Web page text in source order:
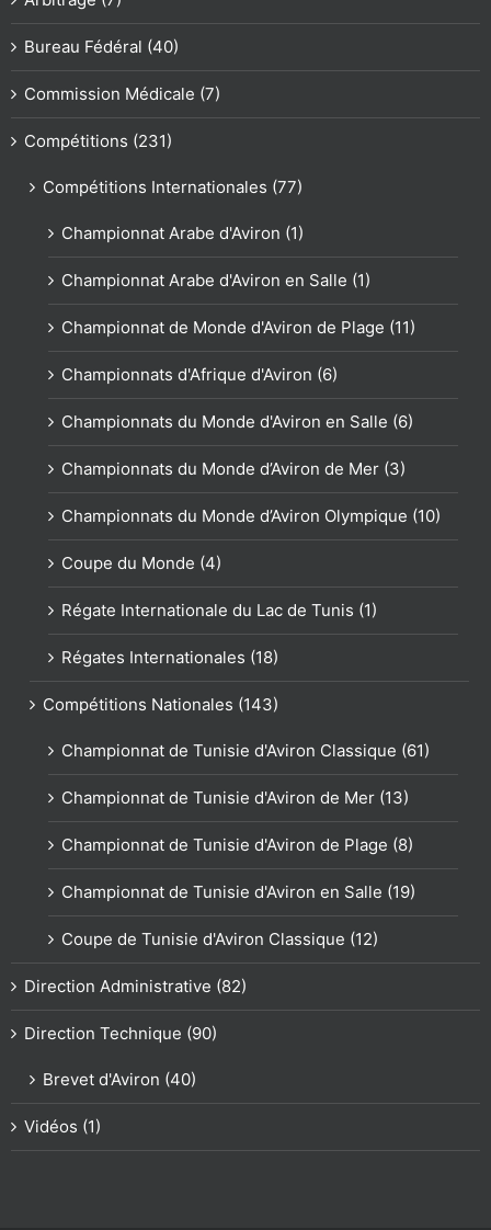
Bureau Fédéral (40)
Commission Médicale (7)
Compétitions (231)
Compétitions Internationales (77)
Championnat Arabe d'Aviron (1)
Championnat Arabe d'Aviron en Salle (1)
Championnat de Monde d'Aviron de Plage (11)
Championnats d'Afrique d'Aviron (6)
Championnats du Monde d'Aviron en Salle (6)
Championnats du Monde d’Aviron de Mer (3)
Championnats du Monde d’Aviron Olympique (10)
Coupe du Monde (4)
Régate Internationale du Lac de Tunis (1)
Régates Internationales (18)
Compétitions Nationales (143)
Championnat de Tunisie d'Aviron Classique (61)
Championnat de Tunisie d'Aviron de Mer (13)
Championnat de Tunisie d'Aviron de Plage (8)
Championnat de Tunisie d'Aviron en Salle (19)
Coupe de Tunisie d'Aviron Classique (12)
Direction Administrative (82)
Direction Technique (90)
Brevet d'Aviron (40)
Vidéos (1)